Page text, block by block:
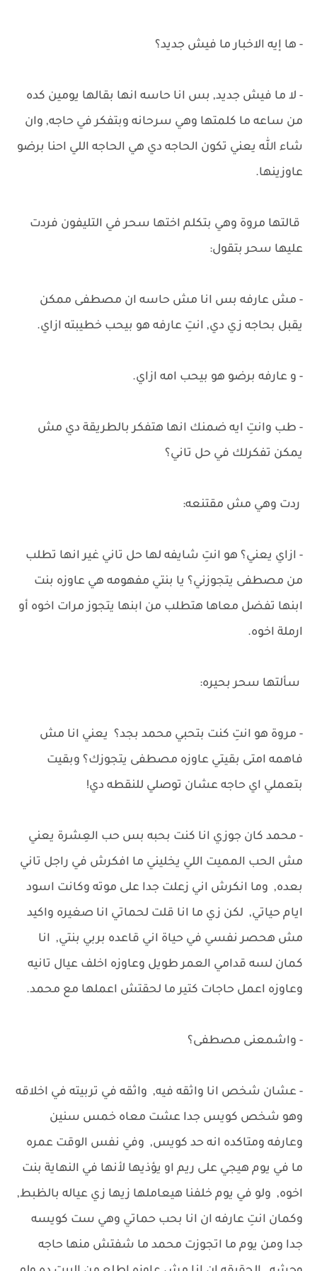
- ها إيه الاخبار ما فيش جديد؟
- لا ما فيش جديد, بس انا حاسه انها بقالها يومين كده
من ساعه ما كلمتها وهي سرحانه وبتفكر في حاجه, وان
شاء الله يعني تكون الحاجه دي هي الحاجه اللي احنا برضو
عاوزينها.
قالتها مروة وهي بتكلم اختها سحر في التليفون فردت
عليها سحر بتقول:
- مش عارفه بس انا مش حاسه ان مصطفى ممكن
يقبل بحاجه زي دي, انتِ عارفه هو بيحب خطيبته ازاي.
- و عارفه برضو هو بيحب امه ازاي.
- طب وانتِ ايه ضمنك انها هتفكر بالطريقة دي مش
يمكن تفكرلك في حل تاني؟
ردت وهي مش مقتنعه:
- ازاي يعني؟ هو انتِ شايفه لها حل تاني غير انها تطلب
من مصطفى يتجوزني؟ يا بنتي مفهومه هي عاوزه بنت
ابنها تفضل معاها هتطلب من ابنها يتجوز مرات اخوه أو
ارملة اخوه.
سألتها سحر بحيره:
- مروة هو انتِ كنت بتحبي محمد بجد؟ يعني انا مش
فاهمه امتى بقيتي عاوزه مصطفى يتجوزك؟ وبقيت
بتعملي اي حاجه عشان توصلي للنقطه دي!
- محمد كان جوزي انا كنت بحبه بس حب العِشرة يعني
مش الحب المميت اللي يخليني ما افكرش في راجل تاني
بعده, وما انكرش اني زعلت جدا على موته وكانت اسود
ايام حياتي, لكن زي ما انا قلت لحماتي انا صغيره واكيد
مش هحصر نفسي في حياة اني قاعده بربي بنتي, انا
كمان لسه قدامي العمر طويل وعاوزه اخلف عيال تانيه
وعاوزه اعمل حاجات كتير ما لحقتش اعملها مع محمد.
- واشمعنى مصطفى؟
- عشان شخص انا واثقه فيه, واثقه في تربيته في اخلاقه
وهو شخص كويس جدا عشت معاه خمس سنين
وعارفه ومتاكده انه حد كويس, وفي نفس الوقت عمره
ما في يوم هيجي على ريم او يؤذيها لأنها في النهاية بنت
اخوه, ولو في يوم خلفنا هيعاملها زيها زي عياله بالظبط,
وكمان انتِ عارفه ان انا بحب حماتي وهي ست كويسه
جدا ومن يوم ما اتجوزت محمد ما شفتش منها حاجه